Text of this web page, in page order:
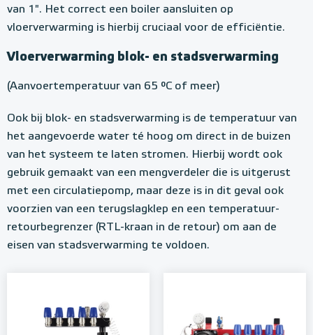
van 1". Het correct een boiler aansluiten op
vloerverwarming is hierbij cruciaal voor de efficiëntie.
Vloerverwarming blok- en stadsverwarming
(Aanvoertemperatuur van 65 °C of meer)
Ook bij blok- en stadsverwarming is de temperatuur van
het aangevoerde water té hoog om direct in de buizen
van het systeem te laten stromen. Hierbij wordt ook
gebruik gemaakt van een mengverdeler die is uitgerust
met een circulatiepomp, maar deze is in dit geval ook
voorzien van een terugslagklep en een temperatuur-
retourbegrenzer (RTL-kraan in de retour) om aan de
eisen van stadsverwarming te voldoen.